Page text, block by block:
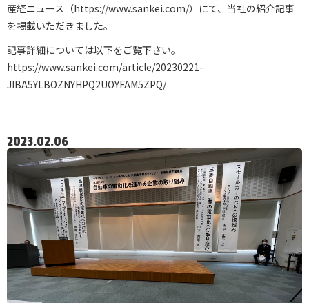
産経ニュース（https://www.sankei.com/）にて、当社の紹介記事
を掲載いただきました。
記事詳細については以下をご覧下さい。
https://www.sankei.com/article/20230221-
JIBA5YLBOZNYHPQ2UOYFAM5ZPQ/
2023.02.06